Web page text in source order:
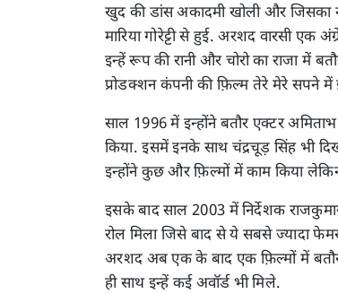
खुद की डांस अकादमी खोली और
मारिया गोरेट्टी से हुई. अरशद वारसी
इन्हें रूप की रानी और चोरो का राजा में
प्रोडक्शन कंपनी की फ़िल्म तेरे मेरे सपने
साल 1996 में इन्होंने बतौर एक्टर
किया. इसमें इनके साथ चंद्रचूड़ सिंह भी
इन्होंने कुछ और फ़िल्मों में काम किया
इसके बाद साल 2003 में निर्देशक
रोल मिला जिसे बाद से ये सबसे ज्यादा
अरशद अब एक के बाद एक फ़िल्मों में बतौर
ही साथ इन्हें कई अवॉर्ड भी मिले.